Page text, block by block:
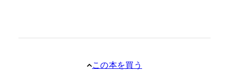
この本を買う